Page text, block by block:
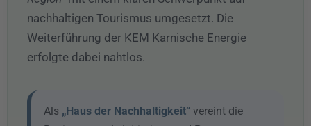
nachhaltigen Tourismus umgesetzt. Die
Weiterführung der KEM Karnische Energie
erfolgte dabei nahtlos.
Als „Haus der Nachhaltigkeit“ vereint die